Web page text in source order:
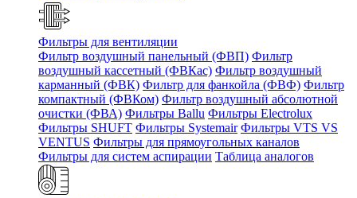
Фильтры для вентиляции
Фильтр воздушный панельный (ФВП) Фильтр
воздушный кассетный (ФВКас) Фильтр воздушный
карманный (ФВК) Фильтр для фанкойла (ФВФ) Фильтр
компактный (ФВКом) Фильтр воздушный абсолютной
очистки (ФВА) Фильтры Ballu Фильтры Electrolux
Фильтры SHUFT Фильтры Systemair Фильтры VTS VS
VENTUS Фильтры для прямоугольных каналов
Фильтры для систем аспирации Таблица аналогов